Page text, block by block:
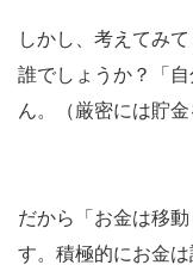
しかし、考えてみ
誰でしょうか？「
ん。（厳密には貯
だから「お金は移
す。積極的にお金は